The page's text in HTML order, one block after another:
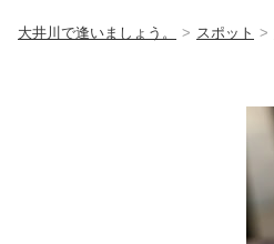
大井川で逢いましょう。 スポット